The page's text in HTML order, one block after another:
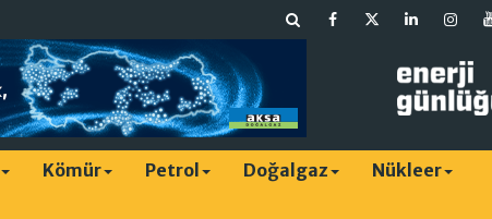
Kömür Petrol Doğalgaz
Nükleer